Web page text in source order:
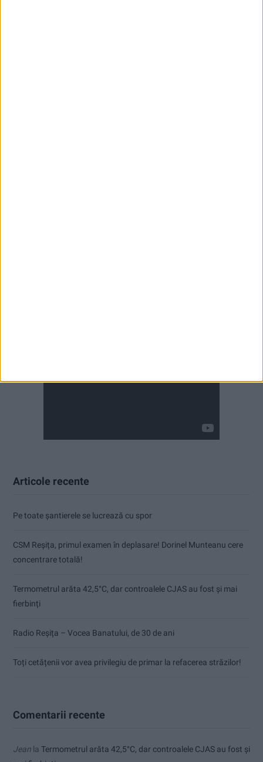
Articole recente
Pe toate șantierele se lucrează cu spor
CSM Reșița, primul examen în deplasare! Dorinel Munteanu cere
concentrare totală!
Termometrul arăta 42,5°C, dar controalele CJAS au fost și mai
fierbinți
Radio Reșița – Vocea Banatului, de 30 de ani
Toți cetățenii vor avea privilegiu de primar la refacerea străzilor!
Comentarii recente
Jean la Termometrul arăta 42,5°C, dar controalele CJAS au fost și